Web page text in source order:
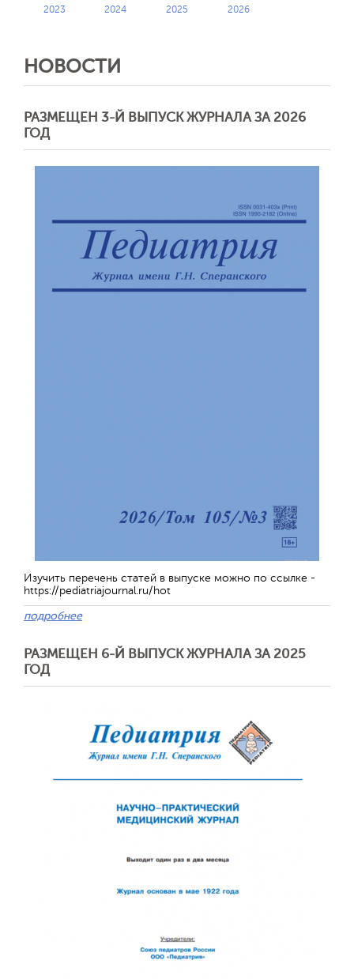
2023 2024 2025 2026
НОВОСТИ
РАЗМЕЩЕН 3-Й ВЫПУСК ЖУРНАЛА ЗА 2026
ГОД
Изучить перечень статей в выпуске можно по ссылке -
https://pediatriajournal.ru/hot
подробнее
РАЗМЕЩЕН 6-Й ВЫПУСК ЖУРНАЛА ЗА 2025
ГОД
Отправить